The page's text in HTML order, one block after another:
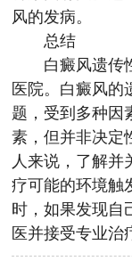
风的发病。
总结
白癜风遗传性
医院。白癜风的
题，受到多种因
素，但并非决定
人来说，了解并
疗可能的环境触
时，如果发现自
医并接受专业治